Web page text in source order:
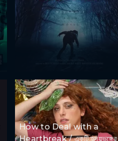
How to Deal with a
Heartbreak / একটি হৃদয়ভঙ্গের